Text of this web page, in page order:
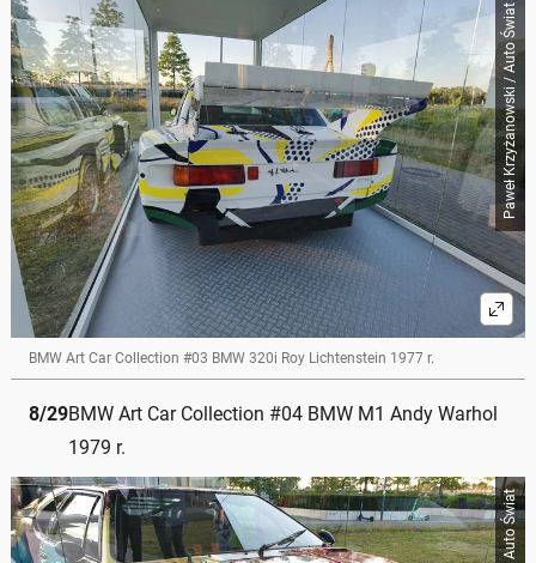
Paweł Krzyżanowski / Auto Świat
BMW Art Car Collection #03 BMW 320i Roy Lichtenstein 1977 r.
8/29BMW Art Car Collection #04 BMW M1 Andy Warhol
1979 r.